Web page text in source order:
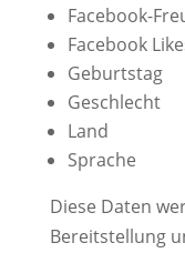
Facebook-
Facebook
Geburtstag
Geschlecht
Land
Sprache
Diese Daten
Bereitstellung